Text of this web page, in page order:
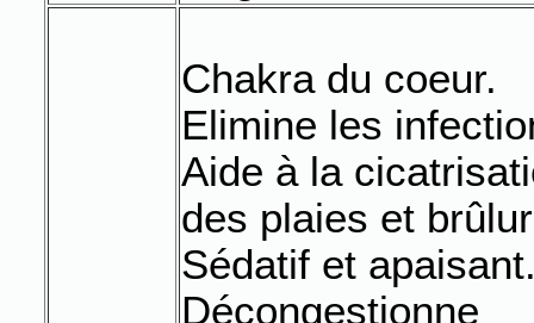
Chakra du coeur.
Elimine les
Aide à la
des plaies et
Sédatif et
Décongestionne